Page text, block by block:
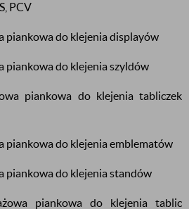
PCV
piankowa do klejenia displayów
piankowa do klejenia szyldów
piankowa do klejenia tabliczek
piankowa do klejenia emblematów
piankowa do klejenia standów
piankowa do klejenia tablic